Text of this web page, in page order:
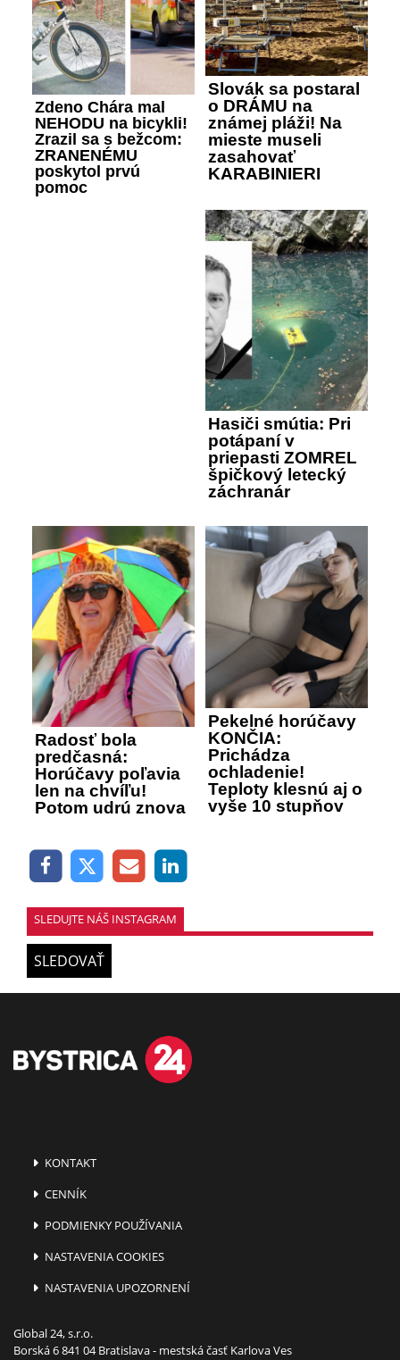
Zdeno Chára mal
NEHODU na bicykli!
Zrazil sa s bežcom:
ZRANENÉMU
poskytol prvú
pomoc
Slovák sa postaral
o DRÁMU na
známej pláži! Na
mieste museli
zasahovať
KARABINIERI
Hasiči smútia: Pri
potápaní v
priepasti ZOMREL
špičkový letecký
záchranár
Radosť bola
predčasná:
Horúčavy poľavia
len na chvíľu!
Potom udrú znova
Pekelné horúčavy
KONČIA:
Prichádza
ochladenie!
Teploty klesnú aj o
vyše 10 stupňov
SLEDUJTE NÁŠ INSTAGRAM
SLEDOVAŤ
KONTAKT
CENNÍK
PODMIENKY POUŽÍVANIA
NASTAVENIA COOKIES
NASTAVENIA UPOZORNENÍ
Global 24, s.r.o.
Borská 6 841 04 Bratislava - mestská časť Karlova Ves